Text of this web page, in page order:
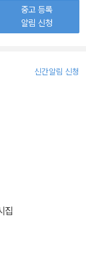
중고 등록
알림 신청
신간알림 신청
집